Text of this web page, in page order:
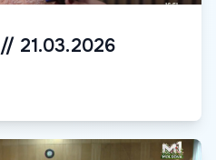
21.03.2026